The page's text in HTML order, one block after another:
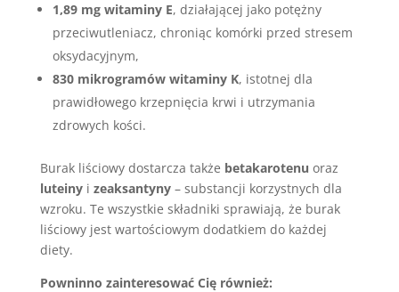
1,89 mg witaminy E, działającej jako potężny
przeciwutleniacz, chroniąc komórki przed stresem
oksydacyjnym,
830 mikrogramów witaminy K, istotnej dla
prawidłowego krzepnięcia krwi i utrzymania
zdrowych kości.
Burak liściowy dostarcza także betakarotenu oraz
luteinyi zeaksantyny– substancji korzystnych dla
wzroku. Te wszystkie składniki sprawiają, że burak
liściowy jest wartościowym dodatkiem do każdej
diety.
Powninno zainteresować Cię również: